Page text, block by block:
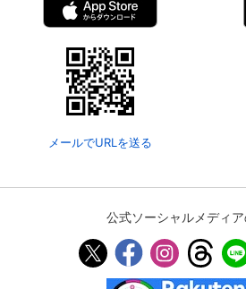
メールでURLを送る
公式ソーシャルメディ